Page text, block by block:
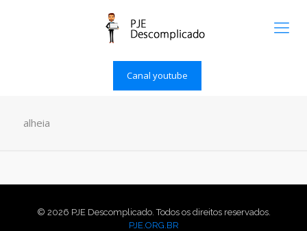
Canal youtube
alheia
© 2026 PJE Descomplicado. Todos os direitos reservados.
PJE.ORG.BR